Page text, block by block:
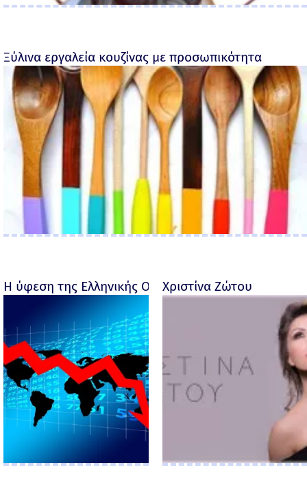
Ξύλινα εργαλεία κουζίνας με προσωπικότητα
Η ύφεση της Ελληνικής Οικονομίας - Ροσέτος
Χριστίνα Ζώτου